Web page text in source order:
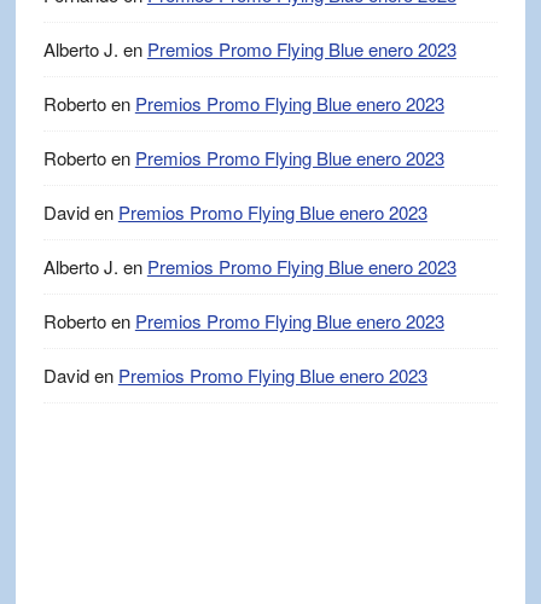
Alberto J. en Premios Promo Flying Blue enero 2023
Robertoen Premios Promo Flying Blue enero 2023
Robertoen Premios Promo Flying Blue enero 2023
Daviden Premios Promo Flying Blue enero 2023
Alberto J. en Premios Promo Flying Blue enero 2023
Robertoen Premios Promo Flying Blue enero 2023
Daviden Premios Promo Flying Blue enero 2023